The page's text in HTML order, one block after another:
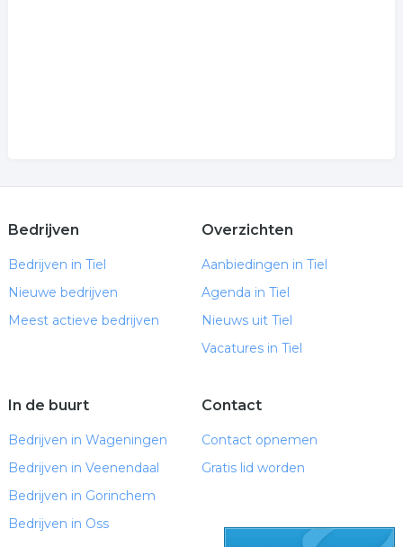
Bedrijven
Bedrijven in Tiel
Nieuwe bedrijven
Meest actieve bedrijven
Overzichten
Aanbiedingen in Tiel
Agenda in Tiel
Nieuws uit Tiel
Vacatures in Tiel
In de buurt
Bedrijven in Wageningen
Bedrijven in Veenendaal
Bedrijven in Gorinchem
Bedrijven in Oss
Contact
Contact opnemen
Gratis lid worden